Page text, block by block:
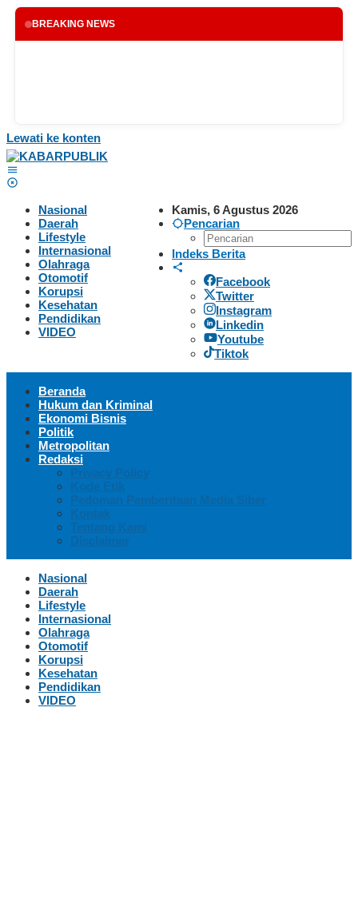
BREAKING NEWS
Lewati ke konten
Kamis, 6 Agustus 2026
Pencarian
Indeks Berita
Facebook
Twitter
Instagram
Linkedin
Youtube
Tiktok
Nasional
Daerah
Lifestyle
Internasional
Olahraga
Otomotif
Korupsi
Kesehatan
Pendidikan
VIDEO
Beranda
Hukum dan Kriminal
Ekonomi Bisnis
Politik
Metropolitan
Redaksi
Privacy Policy
Kode Etik
Pedoman Pemberitaan Media Siber
Kontak
Tentang Kami
Disclaimer
Nasional
Daerah
Lifestyle
Internasional
Olahraga
Otomotif
Korupsi
Kesehatan
Pendidikan
VIDEO